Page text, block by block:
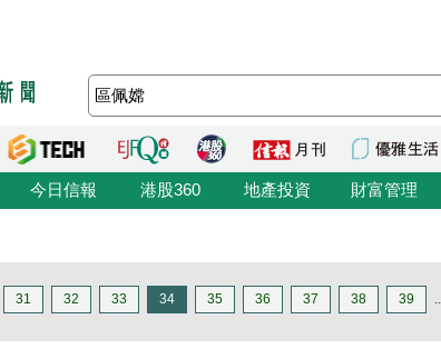
今日信報 港股360 地產投資 財富管理
31 32 33 34 35 36 37 38 39